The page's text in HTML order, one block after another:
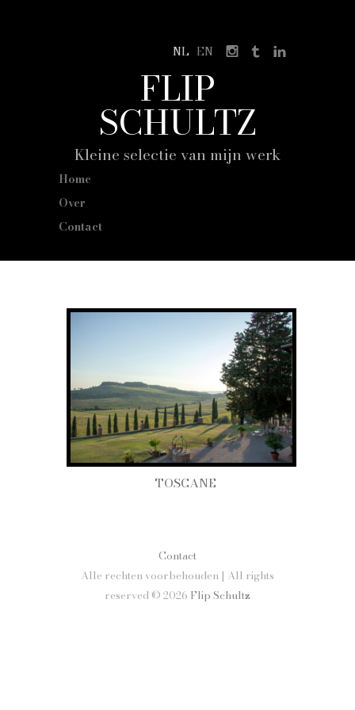
FLIP
SCHULTZ
Kleine selectie van mijn werk
Home
Over
Contact
NL EN
TOSCANE
Contact
Alle rechten voorbehouden | All rights
reserved © 2026 Flip Schultz